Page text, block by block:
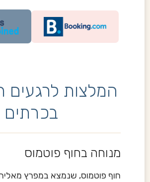
המלצות לרגעים
בכרתים
מנוחה בחוף פוטמוס
חוף פוטמוס, שנמצא במפרץ